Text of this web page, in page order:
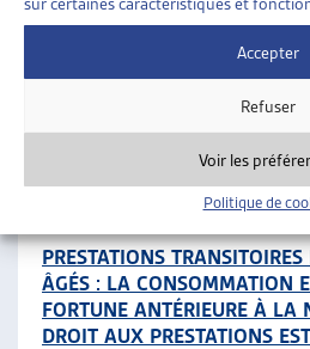
Accepter
Refuser
Voir les
Politique de
Paola Stanić, dossier de veille,
ASSURANCES SOCIALES»
POUR CHÔMEURS ÂGÉES (LPTRA)
PRESTATIONS
ÂGÉS : LA CONSOMMATION
FORTUNE ANTÉRIEURE À LA
DROIT AUX PRESTATIONS